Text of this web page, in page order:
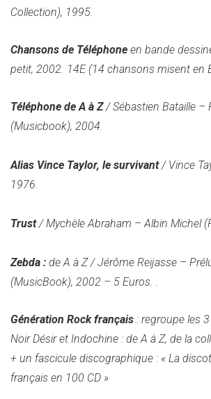
Collection), 1995.
Chansons de Téléphone en bande
petit, 2002. 14E (14 chansons misent en
Téléphone de A à Z/ Sébastien Bataille –
(Musicbook), 2004.
Alias Vince Taylor, le survivant/ Vince
1976.
Trust/ Mychèle Abraham – Albin Michel
Zebda : de A à Z / Jérôme Reijasse –
(MusicBook), 2002 – 5 Euros. .
Génération Rock français : regroupe les
Noir Désir et Indochine : de A à Z, de la
+ un fascicule discographique : « La
français en 100 CD »